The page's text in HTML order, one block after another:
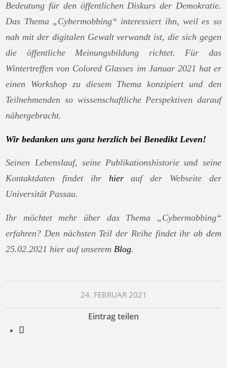
Bedeutung für den öffentlichen Diskurs der Demokratie.
Das Thema „Cybermobbing“ interessiert ihn, weil es so
nah mit der digitalen Gewalt verwandt ist, die sich gegen
die öffentliche Meinungsbildung richtet. Für das
Wintertreffen von Colored Glasses im Januar 2021 hat er
einen Workshop zu diesem Thema konzipiert und den
Teilnehmenden so wissenschaftliche Perspektiven darauf
nähergebracht.
Wir bedanken uns ganz herzlich bei Benedikt Leven!
Seinen Lebenslauf, seine Publikationshistorie und seine
Kontaktdaten findet ihr hierauf der Webseite der
Universität Passau.
Ihr möchtet mehr über das Thema „Cybermobbing“
erfahren? Den nächsten Teil der Reihe findet ihr ab dem
25.02.2021 hier auf unserem Blog.
24. FEBRUAR 2021
Eintrag teilen